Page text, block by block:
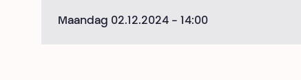
Maandag 02.12.2024 - 14:00